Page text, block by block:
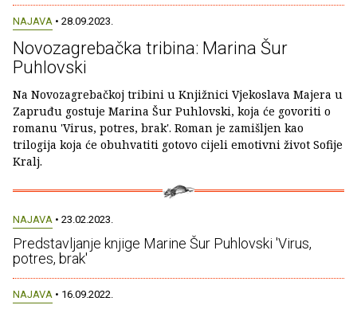
NAJAVA • 28.09.2023.
Novozagrebačka tribina: Marina Šur
Puhlovski
Na Novozagrebačkoj tribini u Knjižnici Vjekoslava Majera u
Zapruđu gostuje Marina Šur Puhlovski, koja će govoriti o
romanu 'Virus, potres, brak'. Roman je zamišljen kao
trilogija koja će obuhvatiti gotovo cijeli emotivni život Sofije
Kralj.
NAJAVA • 23.02.2023.
Predstavljanje knjige Marine Šur Puhlovski 'Virus,
potres, brak'
NAJAVA • 16.09.2022.